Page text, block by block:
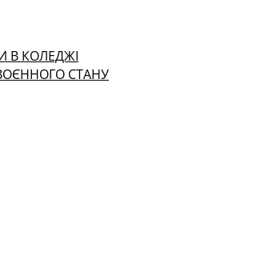
В КОЛЕДЖІ
СТАНУ